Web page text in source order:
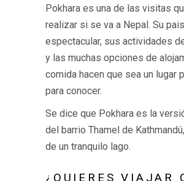
Pokhara es una de las visitas
realizar si se va a Nepal. Su
espectacular, sus actividades
y las muchas opciones de
comida hacen que sea un lugar
para conocer.
Se dice que Pokhara es la
del barrio Thamel de
de un tranquilo lago.
¿QUIERES VIAJAR